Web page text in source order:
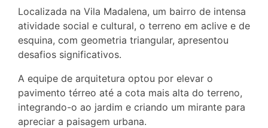
Localizada na Vila Madalena, um bairro de intensa
atividade social e cultural, o terreno em aclive e de
esquina, com geometria triangular, apresentou
desafios significativos.
A equipe de arquitetura optou por elevar o
pavimento térreo até a cota mais alta do terreno,
integrando-o ao jardim e criando um mirante para
apreciar a paisagem urbana.